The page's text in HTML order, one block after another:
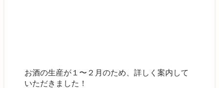
お酒の生産が１〜２月のため、詳しく案内して
いただきました！